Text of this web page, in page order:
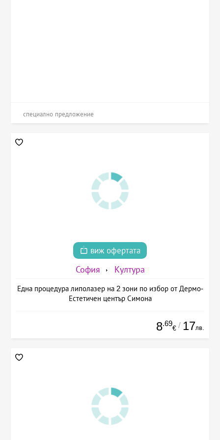
специално предложение
виж офертата
София Култура
Една процедура липолазер на 2 зони по избор от Дермо-
Естетичен център Симона
8.69
€ / 17лв.